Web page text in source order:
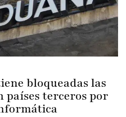
bloqueadas las
países terceros por